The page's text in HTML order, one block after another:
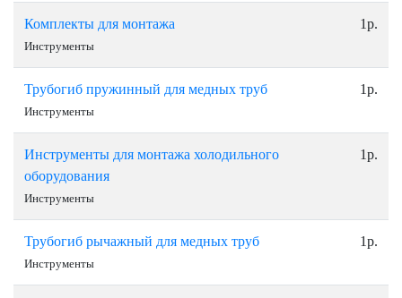
Комплекты для монтажа
Инструменты
1р.
Трубогиб пружинный для медных труб
Инструменты
1р.
Инструменты для монтажа холодильного
оборудования
Инструменты
1р.
Трубогиб рычажный для медных труб
Инструменты
1р.